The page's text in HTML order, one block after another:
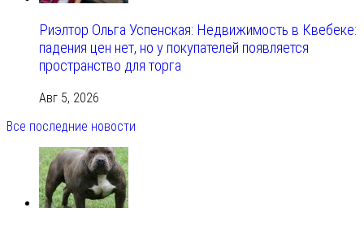
Риэлтор Ольга Успенская: Недвижимость в Квебеке:
падения цен нет, но у покупателей появляется
пространство для торга
Авг 5, 2026
Все последние новости